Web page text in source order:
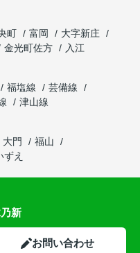
町 富岡
大字新庄
金光町佐方
入江
福塩線
芸備線
津山線
大門
福山
ずえ
新
お問い合わせ